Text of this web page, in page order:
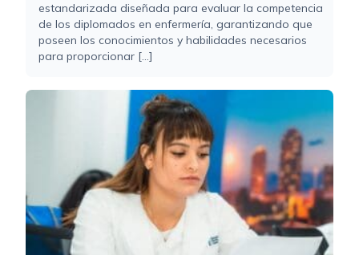
estandarizada diseñada para evaluar la competencia
de los diplomados en enfermería, garantizando que
poseen los conocimientos y habilidades necesarios
para proporcionar [...]